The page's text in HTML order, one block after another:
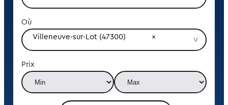
Où
Villeneuve-sur-Lot (47300)
Prix